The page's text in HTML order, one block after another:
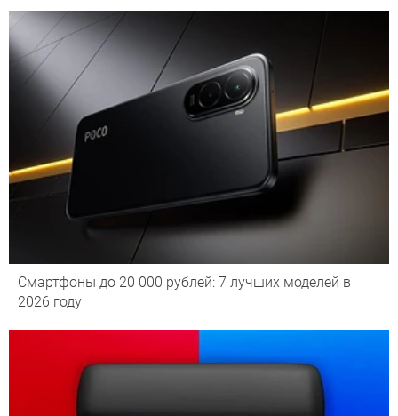
Смартфоны до 20 000 рублей: 7 лучших моделей в
2026 году